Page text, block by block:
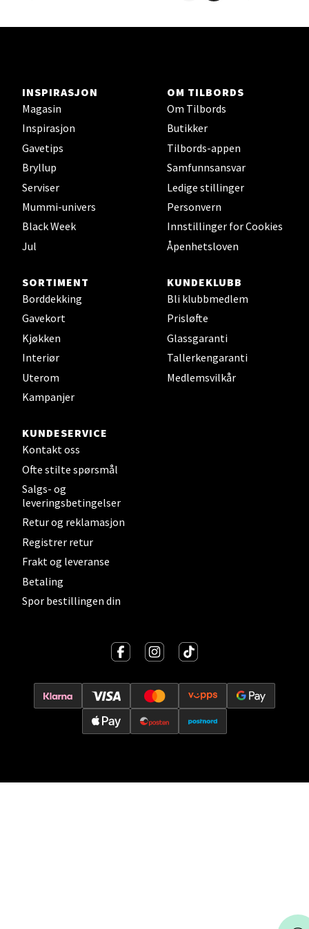
INSPIRASJON
Magasin
Inspirasjon
Gavetips
Bryllup
Serviser
Mummi-univers
Black Week
Jul
OM TILBORDS
Om Tilbords
Butikker
Tilbords-appen
Samfunnsansvar
Ledige stillinger
Personvern
Innstillinger for Cookies
Åpenhetsloven
SORTIMENT
Borddekking
Gavekort
Kjøkken
Interiør
Uterom
Kampanjer
KUNDEKLUBB
Bli klubbmedlem
Prisløfte
Glassgaranti
Tallerkengaranti
Medlemsvilkår
KUNDESERVICE
Kontakt oss
Ofte stilte spørsmål
Salgs- og
leveringsbetingelser
Retur og reklamasjon
Registrer retur
Frakt og leveranse
Betaling
Spor bestillingen din
Åpent i dag 10-19
Sortland - Sortland Storsenter
0 i butikk
Steinkjer - Thon Senter Steinkjer
Sjøfartsgata 2, 7714 Steinkjer
Åpent i dag 10-18
0 i butikk
Leirvik - Stord
Torgbakken 2, 5401 Stord
Velg
Vitaminveien 7 - 9, 0485 Oslo